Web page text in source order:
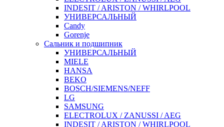
INDESIT / ARISTON / WHIRLPOOL
УНИВЕРСАЛЬНЫЙ
Candy
Gorenje
Сальник и подшипник
УНИВЕРСАЛЬНЫЙ
MIELE
HANSA
BEKO
BOSCH/SIEMENS/NEFF
LG
SAMSUNG
ELECTROLUX / ZANUSSI / AEG
INDESIT / ARISTON / WHIRLPOOL